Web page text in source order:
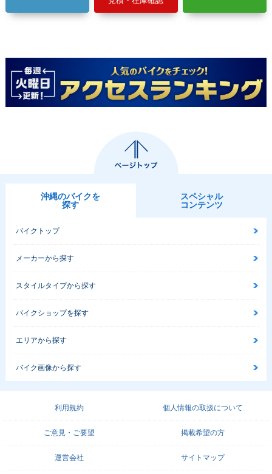
沖縄のバイクを
探す
スペシャル
コンテンツ
バイクトップ
メーカーから探す
スタイルタイプから探す
バイクショップを探す
エリアから探す
バイク画像から探す
利用規約 個人情報の取扱について
ご意見・ご要望 掲載希望の方
運営会社 サイトマップ